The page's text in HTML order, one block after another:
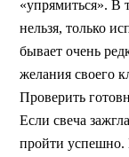
«упрямиться». В
нельзя, только
бывает очень
желания своего
Проверить
Если свеча
пройти успешно.